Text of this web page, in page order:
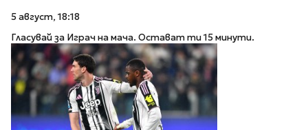
5 август, 18:18
Гласувай за Играч на мача. Остават ти 15 минути.